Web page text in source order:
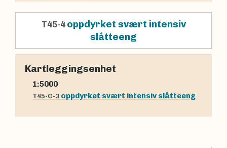
T45-4 oppdyrket svært intensiv
slåtteeng
Kartleggingsenhet
1:5000
T45-C-3 oppdyrket svært intensiv slåtteeng